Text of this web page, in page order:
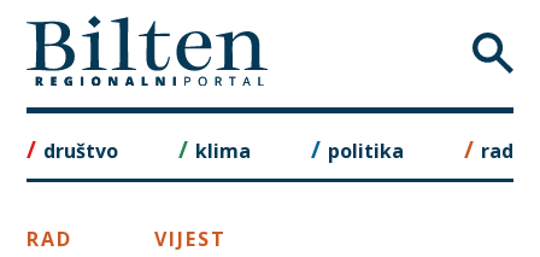
to
content
društvo klima politika rad
RAD VIJEST